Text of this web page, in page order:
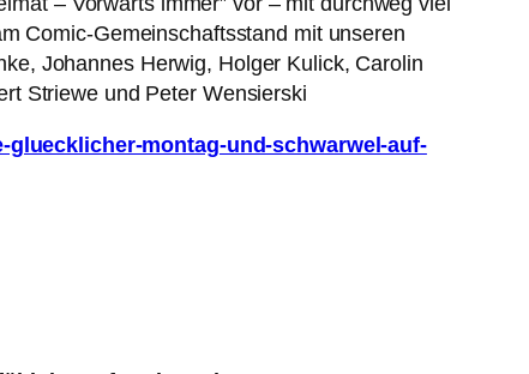
Comic-Gemeinschaftsstand mit unseren
Johannes Herwig, Holger Kulick, Carolin
Striewe und Peter Wensierski
gluecklicher-montag-und-schwarwel-auf-